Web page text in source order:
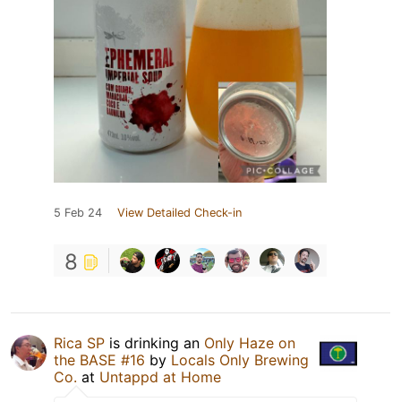
5 Feb 24 View Detailed Check-in
8
Rica SP is drinking an Only Haze on
the BASE #16 by Locals Only Brewing
Co. at Untappd at Home